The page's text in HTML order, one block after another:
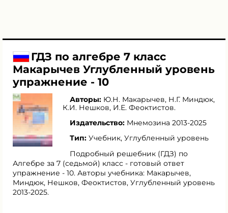
ГДЗ по алгебре 7 класс
Макарычев Углубленный уровень
упражнение - 10
Авторы: Ю.Н. Макарычев, Н.Г. Миндюк,
К.И. Нешков, И.Е. Феоктистов.
Издательство: Мнемозина 2013-2025
Тип: Учебник, Углубленный уровень
Подробный решебник (ГДЗ) по
Алгебре за 7 (седьмой) класс - готовый ответ
упражнение - 10. Авторы учебника: Макарычев,
Миндюк, Нешков, Феоктистов, Углубленный уровень
2013-2025.